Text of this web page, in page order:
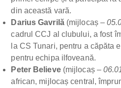
din această vară.
Darius Gavrilă(mijlocaș –
cadrul CCJ al clubului, a fost
la CS Tunari, pentru a căpăta
pentru echipa ilfoveană.
Peter Believe(mijlocaș –
african, mijlocaș central,